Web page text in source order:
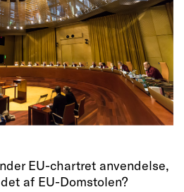
EU-chartret anvendelse,
af EU-Domstolen?